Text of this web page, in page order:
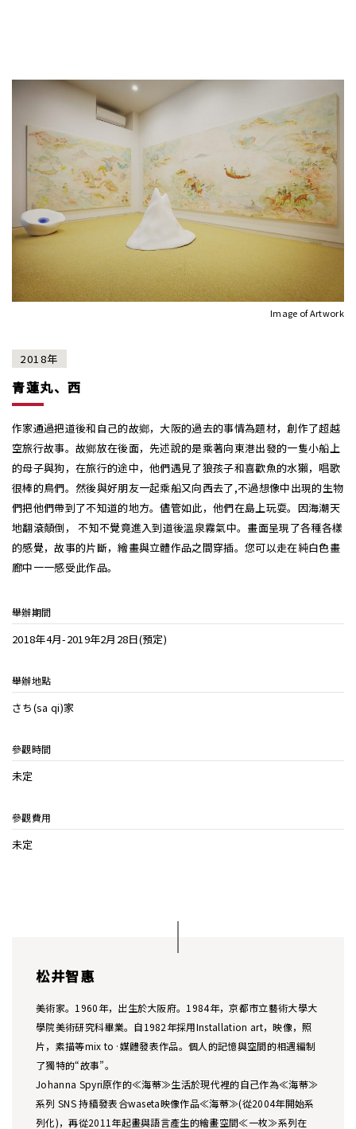
Image of Artwork
2018年
青蓮丸、西
作家通過把道後和自己的故鄉，大阪的過去的事情為題材，創作了超越
空旅行故事。故鄉放在後面，先述說的是乘著向東港出發的一隻小船上
的母子與狗，在旅行的途中，他們遇見了狼孩子和喜歡魚的水獺，唱歌
很棒的鳥們。然後與好朋友一起乘船又向西去了,不過想像中出現的生物
們把他們帶到了不知道的地方。儘管如此，他們在島上玩耍。因海潮天
地翻滾顛倒， 不知不覺竟進入到道後溫泉霧氣中。畫面呈現了各種各樣
的感覺，故事的片斷，繪畫與立體作品之間穿插。您可以走在純白色畫
廊中一一感受此作品。
舉辦期間
2018年4月-2019年2月28日(預定)
舉辦地點
さち(sa qi)家
參觀時間
未定
參觀費用
未定
松井智惠
美術家。1960年，出生於大阪府。1984年，京都市立藝術大學大
學院美術研究科畢業。自1982年採用Installation art，映像，照
片，素描等mix to·媒體發表作品。個人的記憶與空間的相遇編制
了獨特的“故事”。
Johanna Spyri原作的≪海蒂≫生活於現代裡的自己作為≪海蒂≫
系列 SNS 持續發表合waseta映像作品≪海蒂≫(從2004年開始系
列化)，再從2011年起畫與語言產生的繪畫空間≪一枚≫系列在